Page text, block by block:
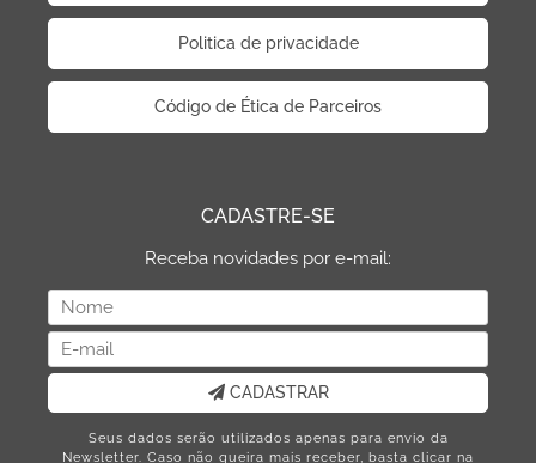
Politica de privacidade
Código de Ética de Parceiros
CADASTRE-SE
Receba novidades por e-mail:
CADASTRAR
Seus dados serão utilizados apenas para envio da
Newsletter. Caso não queira mais receber, basta clicar na